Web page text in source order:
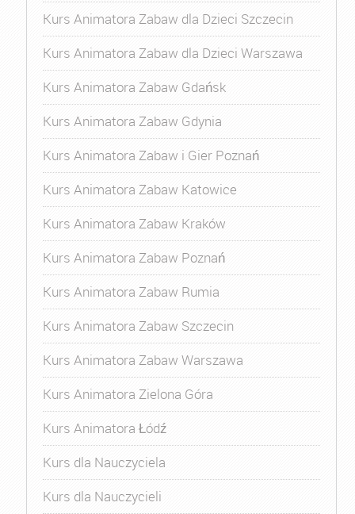
Kurs Animatora Zabaw dla Dzieci Szczecin
Kurs Animatora Zabaw dla Dzieci Warszawa
Kurs Animatora Zabaw Gdańsk
Kurs Animatora Zabaw Gdynia
Kurs Animatora Zabaw i Gier Poznań
Kurs Animatora Zabaw Katowice
Kurs Animatora Zabaw Kraków
Kurs Animatora Zabaw Poznań
Kurs Animatora Zabaw Rumia
Kurs Animatora Zabaw Szczecin
Kurs Animatora Zabaw Warszawa
Kurs Animatora Zielona Góra
Kurs Animatora Łódź
Kurs dla Nauczyciela
Kurs dla Nauczycieli